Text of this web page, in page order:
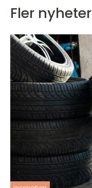
Fler nyheter